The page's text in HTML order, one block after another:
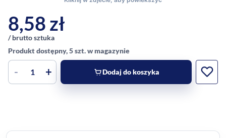
8,58zł
/ brutto sztuka
Produkt dostępny, 5 szt. w magazynie
- + Dodaj do koszyka